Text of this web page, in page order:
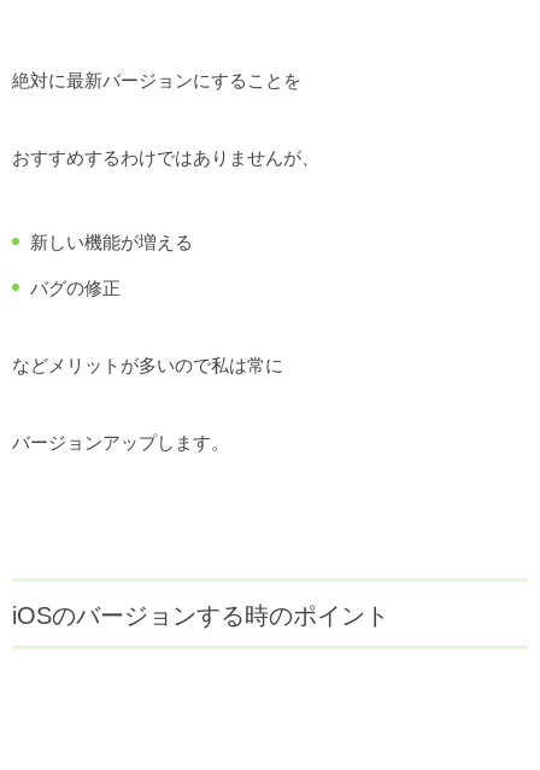
絶対に最新バージョンにすることを
おすすめするわけではありませんが、
新しい機能が増える
バグの修正
などメリットが多いので私は常に
バージョンアップします。
iOSのバージョンする時のポイント